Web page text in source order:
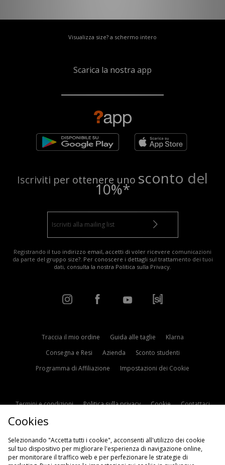
Visualizza size? a schermo intero
Scarica la nostra app
Iscriviti per ottenere uno sconto del
10%*
Registrando il tuo indirizzo email, accetti di voler ricevere comunicazioni
da parte del gruppo size?. Per conoscere i dettagli sul trattamento dei tuoi
dati, consulta la nostra Politica sulla Privacy
Traccia il mio ordine Guida alle taglie
Klarna
Consegna e Resi
Azienda
Sconto studenti
Programma di Affiliazione
Impostazioni dei Cookie
Termini e condizioni Politica sulla privacy Cookie
Contattaci
Cookies
Selezionando "Accetta tutti i cookie", acconsenti all'utilizzo dei cookie
sul tuo dispositivo per migliorare l'esperienza di navigazione online,
per monitorare il traffico web e per perfezionare le strategie di